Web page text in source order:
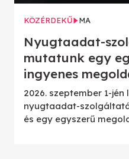
KÖZÉRDEKŰ MA
Nyugtaadat-
mutatunk egy
ingyenes
2026. szeptember 1-
nyugtaadat-
és egy egyszerű